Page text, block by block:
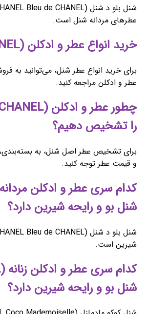
عطرهای مردانه شنل است.
خرید انواع عطر و ادکلن (CHANEL) شنل
برای خرید انواع عطر شنل، می‌توانید به
عطر و ادکلن مراجعه کنید.
را تشخیص دهیم؟
برای تشخیص عطر اصل شنل، به
و قیمت عطر توجه کنید.
شنل بو و رایحه شیرین دارد؟
شیرین است.
شنل بو و رایحه شیرین دارد؟